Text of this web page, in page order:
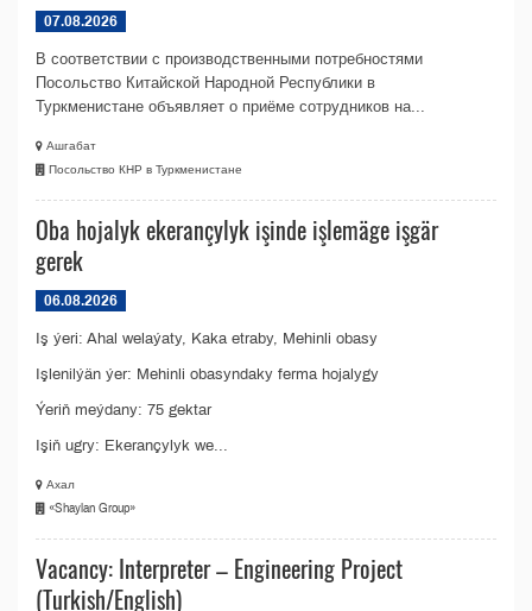
07.08.2026
В соответствии с производственными потребностями
Посольство Китайской Народной Республики в
Туркменистане объявляет о приёме сотрудников на...
Ашгабат
Посольство КНР в Туркменистане
Oba hojalyk ekerançylyk işinde işlemäge işgär
gerek
06.08.2026
Iş ýeri: Ahal welaýaty, Kaka etraby, Mehinli obasy
Işlenilýän ýer: Mehinli obasyndaky ferma hojalygy
Ýeriň meýdany: 75 gektar
Işiň ugry: Ekerançylyk we...
Ахал
«Shaylan Group»
Vacancy: Interpreter – Engineering Project
(Turkish/English)